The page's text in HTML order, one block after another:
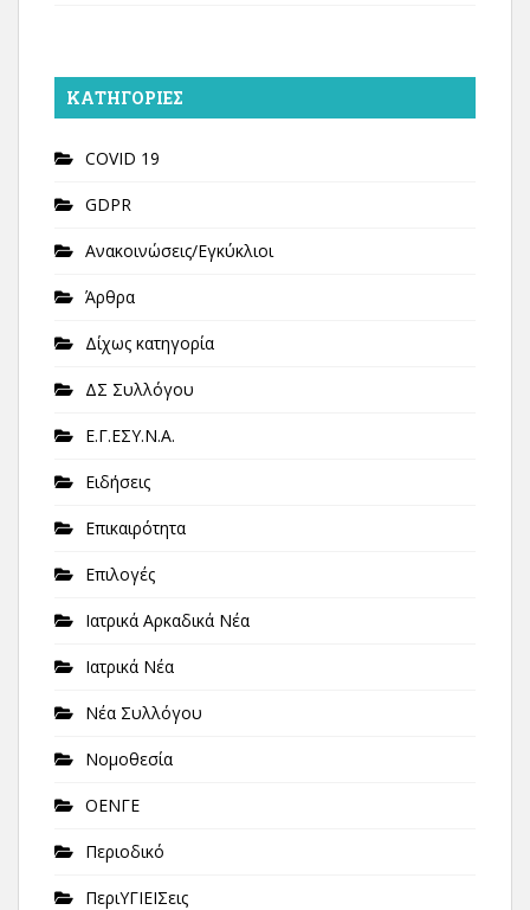
KΑΤΗΓΟΡΊΕΣ
COVID 19
GDPR
Ανακοινώσεις/Εγκύκλιοι
Άρθρα
Δίχως κατηγορία
ΔΣ Συλλόγου
Ε.Γ.ΕΣΥ.Ν.Α.
Ειδήσεις
Επικαιρότητα
Επιλογές
Ιατρικά Αρκαδικά Νέα
Ιατρικά Νέα
Νέα Συλλόγου
Νομοθεσία
ΟΕΝΓΕ
Περιοδικό
ΠεριΥΓΙΕΙΣεις